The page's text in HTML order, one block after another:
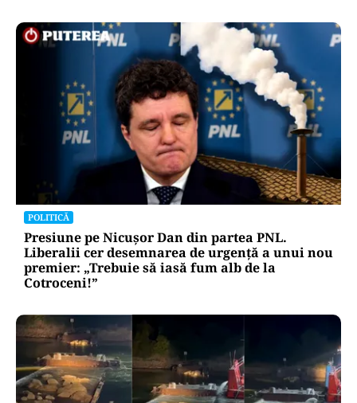
POLITICĂ
Presiune pe Nicușor Dan din partea PNL.
Liberalii cer desemnarea de urgență a unui nou
premier: „Trebuie să iasă fum alb de la
Cotroceni!”